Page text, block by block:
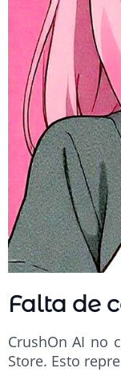
Falta de
CrushOn AI no
Store. Esto